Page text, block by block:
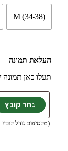
M (34-38)
העלאת תמונה
תעלו כאן
(מקסימום גודל קובץ 4 GB)